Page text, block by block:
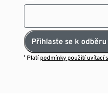
Přihlaste se k
¹ Platí podmínky použití uvítací